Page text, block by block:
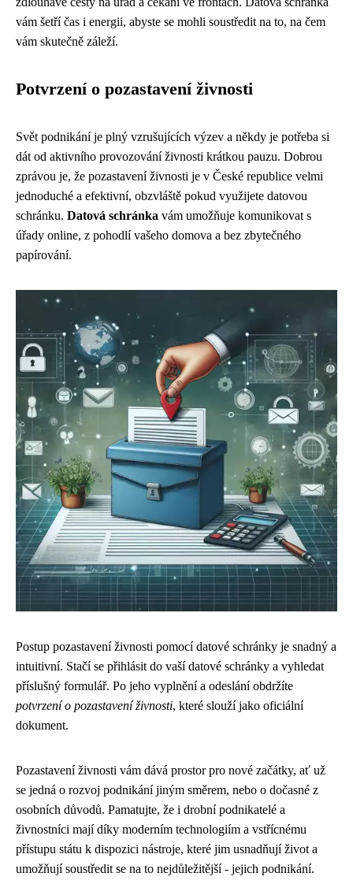
vám šetří čas i energii, abyste se mohli soustředit na to, na čem
vám skutečně záleží.
Potvrzení o pozastavení živnosti
Svět podnikání je plný vzrušujících výzev a někdy je potřeba si
dát od aktivního provozování živnosti krátkou pauzu. Dobrou
zprávou je, že pozastavení živnosti je v České republice velmi
jednoduché a efektivní, obzvláště pokud využijete datovou
schránku. Datová schránka vám umožňuje komunikovat s
úřady online, z pohodlí vašeho domova a bez zbytečného
papírování.
Postup pozastavení živnosti pomocí datové schránky je snadný a
intuitivní. Stačí se přihlásit do vaší datové schránky a vyhledat
příslušný formulář. Po jeho vyplnění a odeslání obdržíte
potvrzení o pozastavení živnosti, které slouží jako oficiální
dokument.
Pozastavení živnosti vám dává prostor pro nové začátky, ať už
se jedná o rozvoj podnikání jiným směrem, nebo o dočasné z
osobních důvodů. Pamatujte, že i drobní podnikatelé a
živnostníci mají díky moderním technologiím a vstřícnému
přístupu státu k dispozici nástroje, které jim usnadňují život a
umožňují soustředit se na to nejdůležitější - jejich podnikání.